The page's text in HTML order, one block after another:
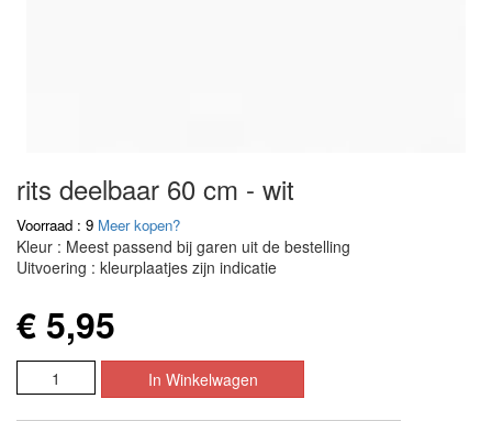
rits deelbaar 60 cm - wit
Voorraad : 9 Meer kopen?
Kleur : Meest passend bij garen uit de bestelling
Uitvoering : kleurplaatjes zijn indicatie
€ 5,95